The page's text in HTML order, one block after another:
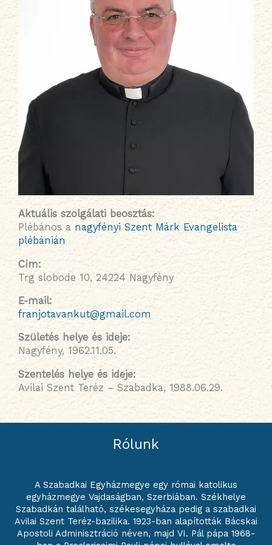
Aktuális szolgálati beosztás:
Plébános a nagyfényi Szent Márk Evangelista
plébánián
Cím:
Trg slobode 10, 24224 Nagyfény
E-mail:
franjotavankut@gmail.com
Születés helye és ideje:
Nagyfény, 1962.11.05.
Szentelés helye és ideje:
Avilai Szent Teréz – Szabadka, 1988.06.29.
Rólunk
A Szabadkai Egyházmegye egy római katolikus
egyházmegye Vajdaságban, Szerbiában. Székhelye
Szabadkán található, székesegyháza pedig a szabadkai
Avilai Szent Teréz-bazilika. 1923-ban alapították Bácskai
Apostoli Adminisztráció néven, majd VI. Pál pápa 1968-